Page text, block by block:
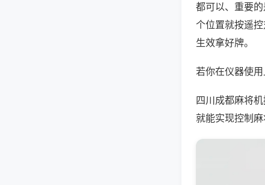
都可以、重要
个位置就按遥
生效拿好牌。
若你在仪器使
四川成都麻将
就能实现控制麻